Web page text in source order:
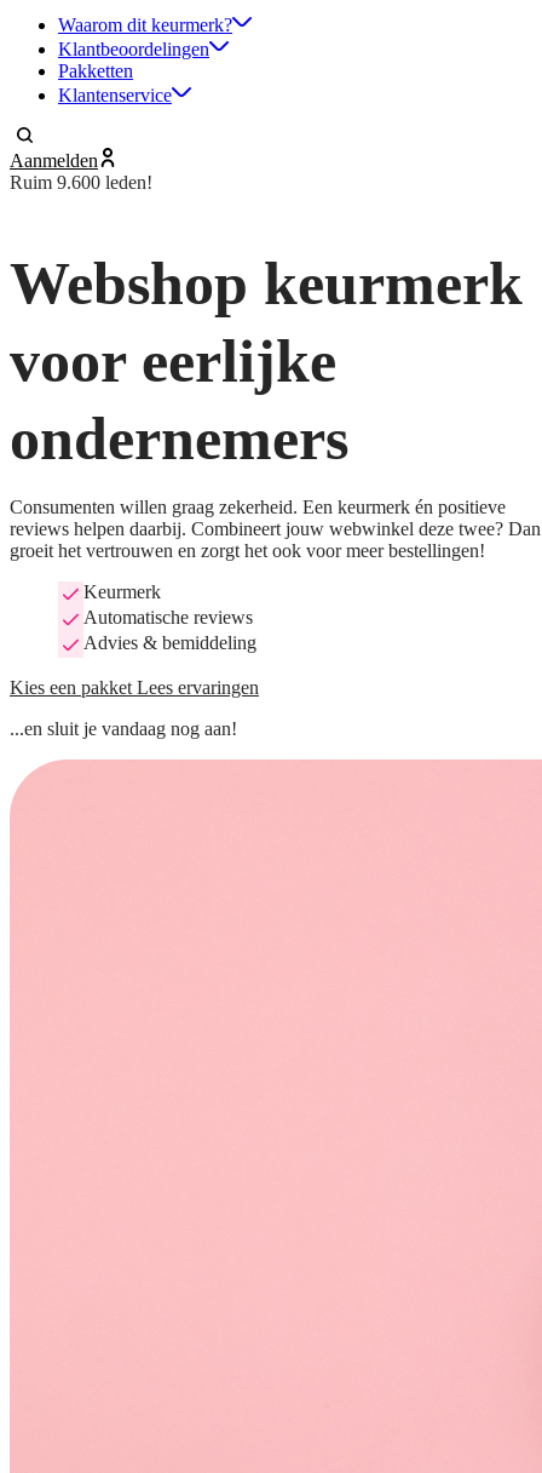
Waarom dit keurmerk?
Klantbeoordelingen
Pakketten
Klantenservice
Aanmelden
Ruim 9.600 leden!
Webshop keurmerk
voor eerlijke
ondernemers
Consumenten willen graag zekerheid. Een keurmerk én positieve
reviews helpen daarbij. Combineert jouw webwinkel deze twee? Dan
groeit het vertrouwen en zorgt het ook voor meer bestellingen!
Keurmerk
Automatische reviews
Advies & bemiddeling
Kies een pakket Lees ervaringen
...en sluit je vandaag nog aan!